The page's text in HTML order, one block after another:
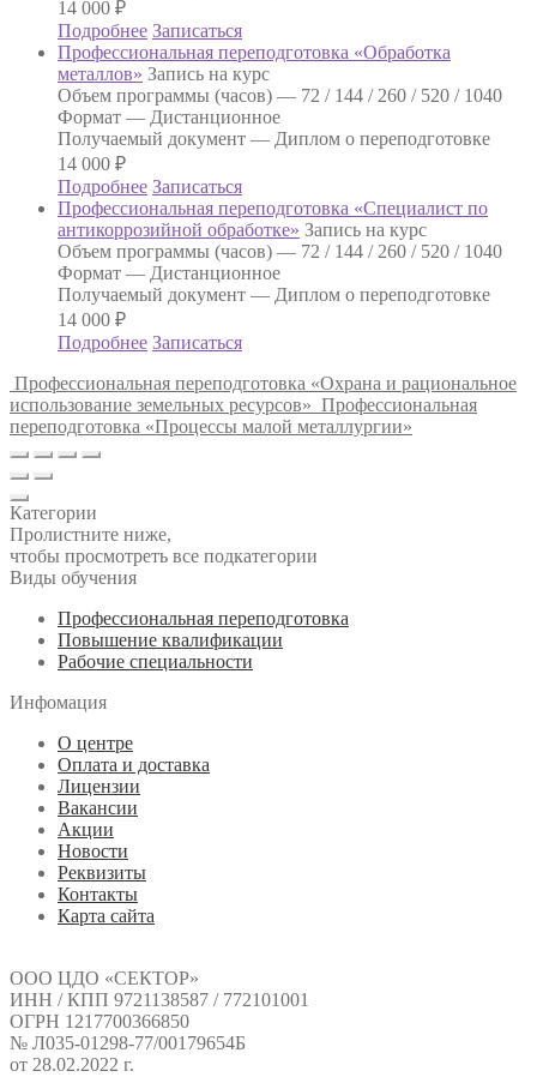
14 000 ₽
Подробнее Записаться
Профессиональная переподготовка «Обработка
металлов» Запись на курс
Объем программы (часов) — 72 / 144 / 260 / 520 / 1040
Формат — Дистанционное
Получаемый документ — Диплом о переподготовке
14 000 ₽
Подробнее Записаться
Профессиональная переподготовка «Специалист по
антикоррозийной обработке» Запись на курс
Объем программы (часов) — 72 / 144 / 260 / 520 / 1040
Формат — Дистанционное
Получаемый документ — Диплом о переподготовке
14 000 ₽
Подробнее Записаться
Профессиональная переподготовка «Охрана и рациональное
использование земельных ресурсов» Профессиональная
переподготовка «Процессы малой металлургии»
Категории
Пролистните ниже,
чтобы просмотреть все подкатегории
Виды обучения
Профессиональная переподготовка
Повышение квалификации
Рабочие специальности
Инфомация
О центре
Оплата и доставка
Лицензии
Вакансии
Акции
Новости
Реквизиты
Контакты
Карта сайта
ООО ЦДО «СЕКТОР»
ИНН / КПП 9721138587 / 772101001
ОГРН 1217700366850
№ Л035-01298-77/00179654Б
от 28.02.2022 г.